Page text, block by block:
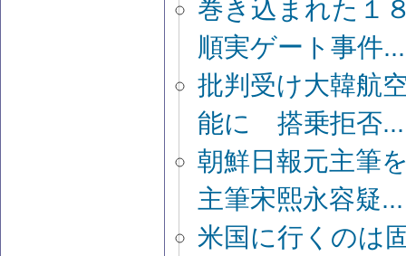
巻き込まれた１
順実ゲート事件...
批判受け大韓航
能に 搭乗拒否...
朝鮮日報元主
主筆宋熙永容疑...
米国に行くのは